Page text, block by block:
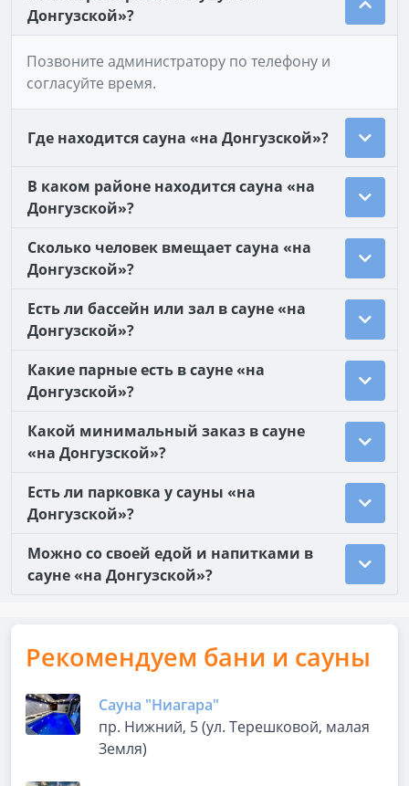
Донгузской»?
Позвоните администратору по телефону и
согласуйте время.
Где находится сауна «на Донгузской»?
В каком районе находится сауна «на
Донгузской»?
Сколько человек вмещает сауна «на
Донгузской»?
Есть ли бассейн или зал в сауне «на
Донгузской»?
Какие парные есть в сауне «на
Донгузской»?
Какой минимальный заказ в сауне
«на Донгузской»?
Есть ли парковка у сауны «на
Донгузской»?
Можно со своей едой и напитками в
сауне «на Донгузской»?
Рекомендуем бани и сауны
Сауна "Ниагара"
пр. Нижний, 5 (ул. Терешковой, малая
Земля)